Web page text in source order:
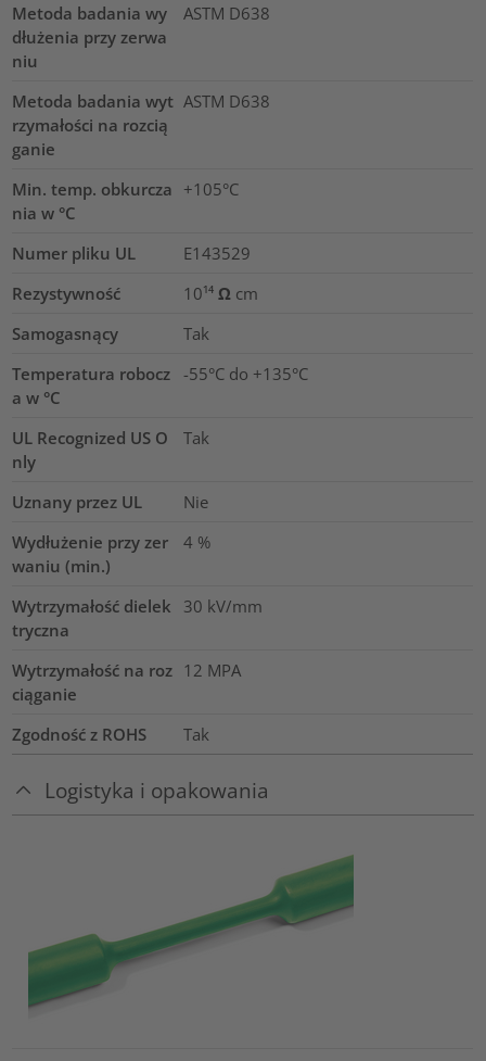
Metoda badania wy
dłużenia przy zerwa
niu
ASTM D638
Metoda badania wyt
rzymałości na rozcią
ganie
ASTM D638
Min. temp. obkurcza
nia w °C
+105°C
Numer pliku UL
E143529
Rezystywność
10¹⁴ Ω cm
Samogasnący
Tak
Temperatura robocz
a w °C
-55°C do +135°C
UL Recognized US O
nly
Tak
Uznany przez UL
Nie
Wydłużenie przy zer
waniu (min.)
4 %
Wytrzymałość dielek
tryczna
30 kV/mm
Wytrzymałość na roz
ciąganie
12 MPA
Zgodność z ROHS Tak
Logistyka i opakowania